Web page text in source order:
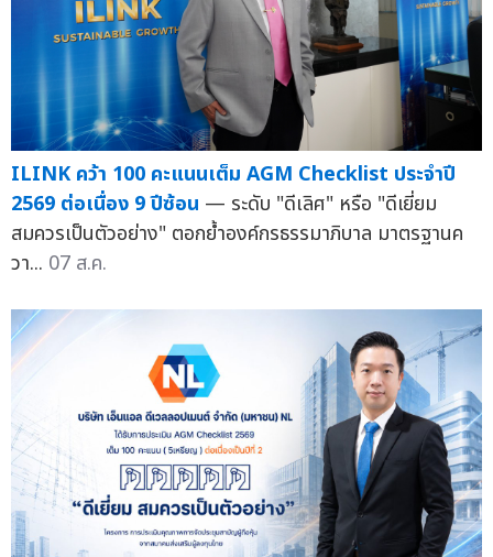
ILINK คว้า 100 คะแนนเต็ม AGM Checklist ประจำปี
2569 ต่อเนื่อง 9 ปีซ้อน — ระดับ "ดีเลิศ" หรือ "ดีเยี่ยม
สมควรเป็นตัวอย่าง" ตอกย้ำองค์กรธรรมาภิบาล มาตรฐานค
วา... 07 ส.ค.